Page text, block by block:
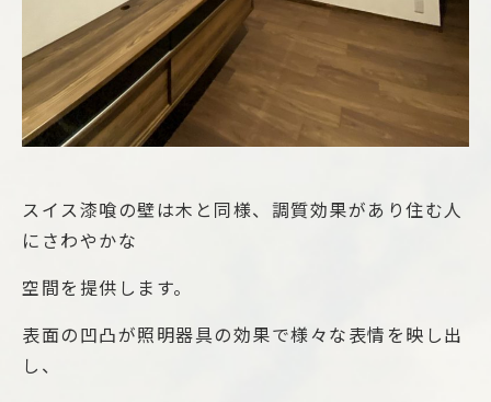
スイス漆喰の壁は木と同様、調質効果があり住む人
にさわやかな
空間を提供します。
表面の凹凸が照明器具の効果で様々な表情を映し出
し、